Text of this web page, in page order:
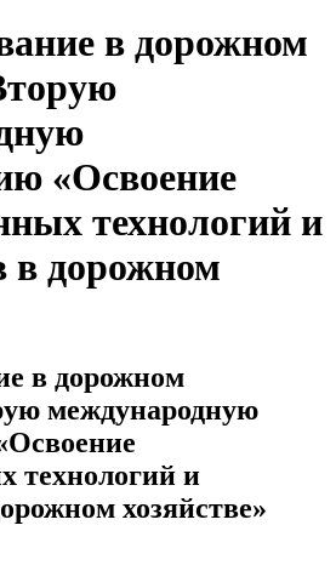
в дорожном
«Освоение
технологий и
в дорожном
в дорожном
международную
технологий и
хозяйстве»